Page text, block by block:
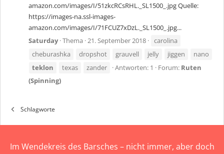
amazon.com/images/I/51zkcRCsRHL._SL1500_.jpg Quelle:
https://images-na.ssl-images-
amazon.com/images/I/71FCUZ7xDzL._SL1500_.jpg...
Saturday Thema 21. September 2018
carolina
cheburashka
dropshot grauvell jelly jiggen
nano
teklon
texas zander Antworten: 1 Forum: Ruten
(Spinning)
Schlagworte
Im Wendekreis des Barsches – nicht immer, aber doch